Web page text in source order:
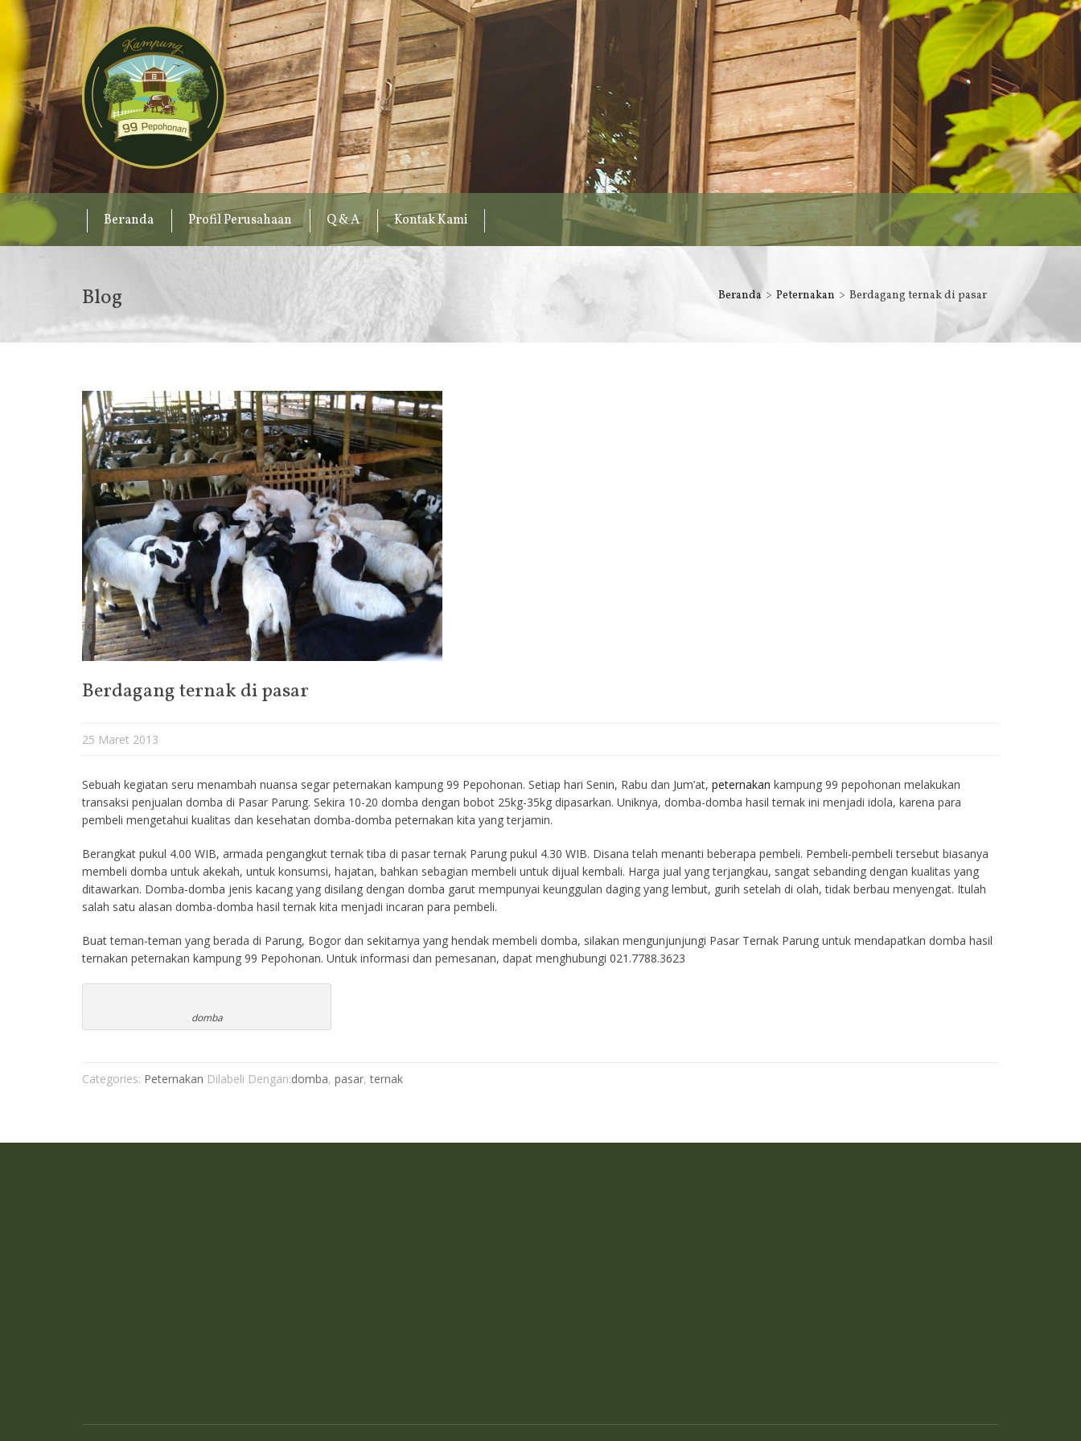
Beranda Profil Perusahaan Q & A Kontak Kami
Blog Beranda Peternakan Berdagang ternak di pasar
Berdagang ternak di pasar
25 Maret 2013
Sebuah kegiatan seru menambah nuansa segar peternakan kampung 99 Pepohonan. Setiap hari Senin, Rabu dan Jum’at, peternakan kampung 99 pepohonan melakukan
transaksi penjualan domba di Pasar Parung. Sekira 10-20 domba dengan bobot 25kg-35kg dipasarkan. Uniknya, domba-domba hasil ternak ini menjadi idola, karena para
pembeli mengetahui kualitas dan kesehatan domba-domba peternakan kita yang terjamin.
Berangkat pukul 4.00 WIB, armada pengangkut ternak tiba di pasar ternak Parung pukul 4.30 WIB. Disana telah menanti beberapa pembeli. Pembeli-pembeli tersebut biasanya
membeli domba untuk akekah, untuk konsumsi, hajatan, bahkan sebagian membeli untuk dijual kembali. Harga jual yang terjangkau, sangat sebanding dengan kualitas yang
ditawarkan. Domba-domba jenis kacang yang disilang dengan domba garut mempunyai keunggulan daging yang lembut, gurih setelah di olah, tidak berbau menyengat. Itulah
salah satu alasan domba-domba hasil ternak kita menjadi incaran para pembeli.
Buat teman-teman yang berada di Parung, Bogor dan sekitarnya yang hendak membeli domba, silakan mengunjunjungi Pasar Ternak Parung untuk mendapatkan domba hasil
ternakan peternakan kampung 99 Pepohonan. Untuk informasi dan pemesanan, dapat menghubungi 021.7788.3623
domba
Categories: Peternakan Dilabeli Dengan:domba, pasar,ternak